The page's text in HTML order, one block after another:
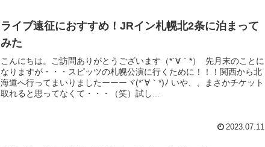
ライブ遠征におすすめ！JRイン札幌北2条に泊まって
みた
こんにちは。ご訪問ありがとうございます（*´∀｀*） 先月末のことに
なりますが・・・スピッツの札幌公演に行くために！！！関西から北
海道へ行ってまいりましたーーーヾ(*´∀｀*)ﾉ いや、、まさかチケット
取れると思ってなくて・・・（笑）試し...
2023.07.11